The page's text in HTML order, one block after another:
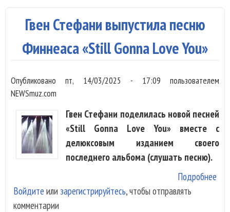
Гвен Стефани выпустила песню
Финнеаса «Still Gonna Love You»
Опубликованопт, 14/03/2025 - 17:09 пользователем
NEWSmuz.com
Гвен Стефани поделилась новой песней
«Still Gonna Love You» вместе с
делюксовым изданием своего
последнего альбома (слушать песню).
Подробнее
Войдите или зарегистрируйтесь, чтобы отправлять
комментарии